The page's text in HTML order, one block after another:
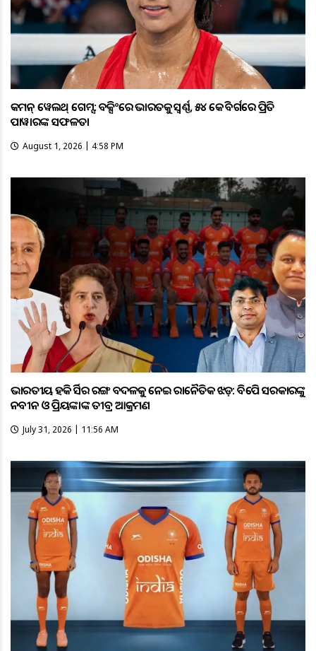
କମନ୍ ୱେଲଥ୍ ଗେମ୍ସ: ବକ୍ସିଂରେ ଭାରତକୁ ସ୍ବର୍ଣ୍ଣ, ୫୪ କେଜି ବର୍ଗରେ ପ୍ରିତି
ପାୱାରଙ୍କ ସଫଳତା
August 1, 2026 | 4:58 PM
ଭାରତୀୟ ହକି ଜର୍ସିର ରଙ୍ଗ ବଦଳକୁ ନେଇ ରାଜନୈତିକ ଝଡ଼: ବିଜେପି ସରକାରଙ୍କୁ
ନବୀନ ଓ ପ୍ରିୟଙ୍କାଙ୍କ ତୀବ୍ର ଆକ୍ରମଣ
July 31, 2026 | 11:56 AM